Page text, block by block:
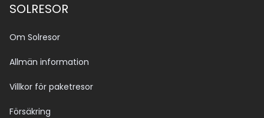
SOLRESOR
Om Solresor
Allmän information
Villkor för paketresor
Försäkring